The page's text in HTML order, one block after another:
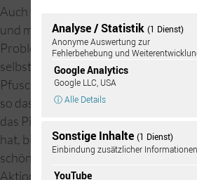
Auch wenn ihr euch selbst gepierct
und meine ehrliche Meinung zum
Problemen helfe ich. Aber von 100
selbstgestochenen Piercings oder
Pfuscherpiercings sind 95 Stück
so dass man enorme
das Piercing entfernen muss und
hat, bis es endlich verheilt ist. Als
schöne Narben, die einen ein Leben
Aktion“ erinnern.
Analyse / Statistik (1 Dienst)
Anonyme Auswertung zur
Fehlerbehebung und
Google Analytics
Google LLC, USA
ⓘ Alle Details
Sonstige Inhalte (1 Dienst)
Einbindung zusätzlicher Informationen
YouTube